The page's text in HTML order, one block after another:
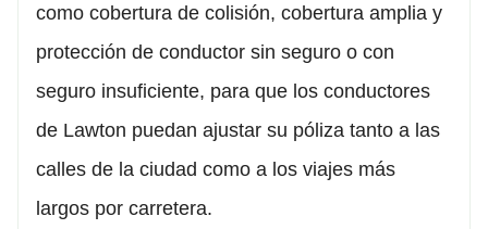
como cobertura de colisión, cobertura amplia y
protección de conductor sin seguro o con
seguro insuficiente, para que los conductores
de Lawton puedan ajustar su póliza tanto a las
calles de la ciudad como a los viajes más
largos por carretera.